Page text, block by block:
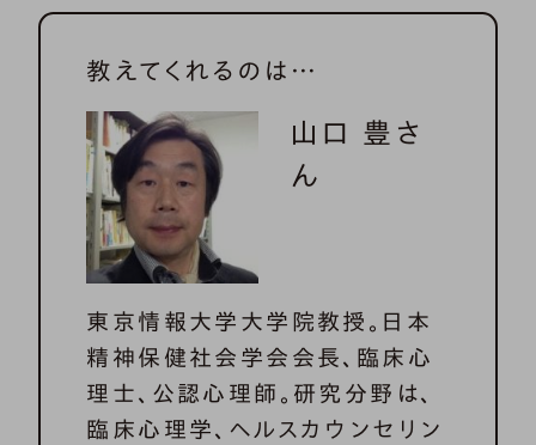
教えてくれるのは…
山口 豊さ
ん
東京情報大学大学院教授。日本
精神保健社会学会会長、臨床心
理士、公認心理師。研究分野は、
臨床心理学、ヘルスカウンセリン